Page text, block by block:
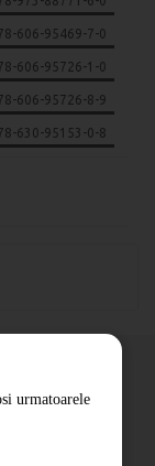
606-95469-7-0
606-95726-1-0
606-95726-8-9
630-95153-0-8
urmatoarele